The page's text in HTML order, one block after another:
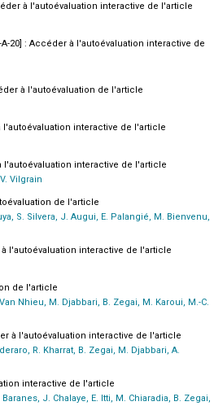
à l'autoévaluation interactive de l'article
A-20] : Accéder à l'autoévaluation interactive de
à l'autoévaluation de l'article
l'autoévaluation interactive de l'article
l'autoévaluation interactive de l'article
Vilgrain
de l'article
S. Silvera, J. Augui, E. Palangié, M. Bienvenu,
à l'autoévaluation interactive de l'article
de l'article
Nhieu, M. Djabbari, B. Zegai, M. Karoui, M.-C.
à l'autoévaluation interactive de l'article
R. Kharrat, B. Zegai, M. Djabbari, A.
interactive de l'article
J. Chalaye, E. Itti, M. Chiaradia, B. Zegai,